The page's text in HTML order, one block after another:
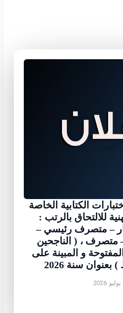
الكتابية الخاصة
للالتحاق بالرتب :
– متصرف رئيسي –
، ( الناجحين
و المبينة على
سنة 2026